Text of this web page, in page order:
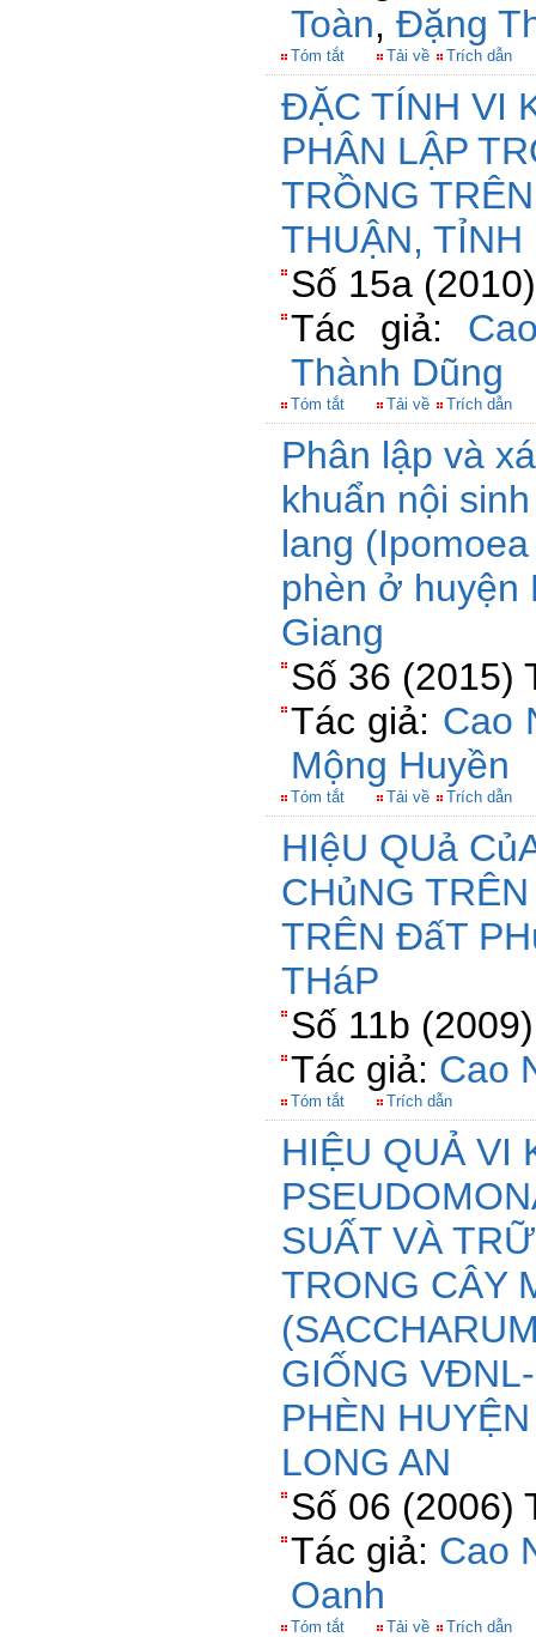
Toàn, Đặng
Tóm tắt Tải về Trích dẫn
ĐẶC TÍNH VI
PHÂN LẬP
TRỒNG
THUẬN,
Số 15a
Tác giả:
Thành Dũng
Tóm tắt Tải về Trích dẫn
Phân lập và
khuẩn nội
lang
phèn ở huyện
Giang
Số 36 (2015)
Tác giả: Cao
Mộng Huyền
Tóm tắt Tải về Trích dẫn
HIệU QUả
CHủNG
TRÊN ĐấT
THáP
Số 11b
Tác giả: Cao
Tóm tắt Trích dẫn
HIỆU QUẢ VI
SUẤT VÀ
TRONG CÂY
GIỐNG
PHÈN
LONG AN
Số 06 (2006)
Tác giả: Cao
Oanh
Tóm tắt Tải về Trích dẫn